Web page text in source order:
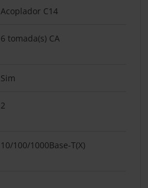
Acoplador C14
6 tomada(s) CA
Sim
2
10/100/1000Base-T(X)